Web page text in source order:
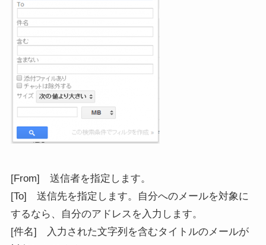
[From] 送信者を指定します。
[To] 送信先を指定します。自分へのメールを対象に
するなら、自分のアドレスを入力します。
[件名] 入力された文字列を含むタイトルのメールが